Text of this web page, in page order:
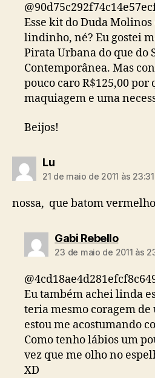
Esse kit do Duda
lindinho, né? Eu gostei
Pirata Urbana do que do
Contemporânea. Mas
pouco caro R$125,00
maquiagem e uma
Beijos!
Ludiz:
21 de maio de 2011 às 23:31
nossa, que batom
Gabi Rebellodiz:
23 de maio de 2011 às
Eu também achei linda
teria mesmo coragem
estou me acostumando
Como tenho lábios um
vez que me olho no
XD